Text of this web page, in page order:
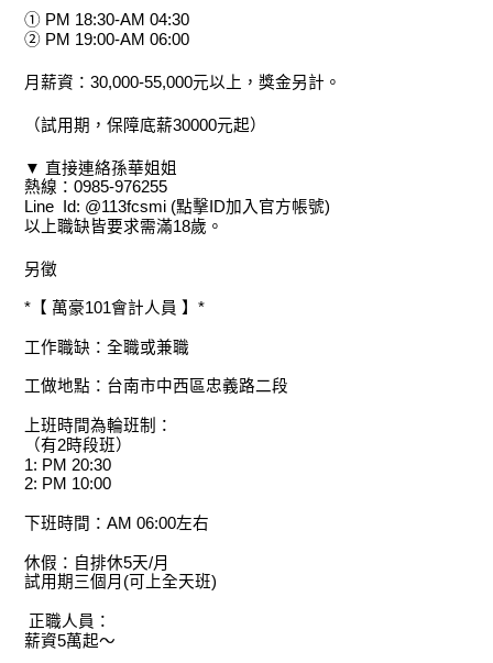
① PM 18:30-AM 04:30
② PM 19:00-AM 06:00
月薪資：30,000-55,000元以上，獎金另計。
（試用期，保障底薪30000元起）
▼ 直接連絡孫華姐姐
熱線：0985-976255
Line Id: @113fcsmi (點擊ID加入官方帳號)
以上職缺皆要求需滿18歲。
另徵
*【 萬豪101會計人員 】*
工作職缺：全職或兼職
工做地點：台南市中西區忠義路二段
上班時間為輪班制：
（有2時段班）
1: PM 20:30
2: PM 10:00
下班時間：AM 06:00左右
休假：自排休5天/月
試用期三個月(可上全天班)
正職人員：
薪資5萬起～